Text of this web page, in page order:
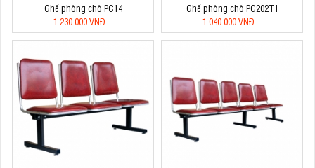
Ghế phòng chờ PC14
1.230.000 VNĐ
Ghế phòng chờ PC202T1
1.040.000 VNĐ